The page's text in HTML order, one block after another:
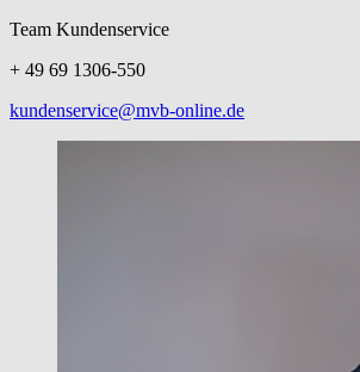
Team Kundenservice
+ 49 69 1306-550
kundenservice@mvb-online.de